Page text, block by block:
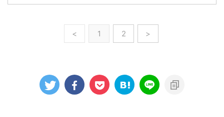
< 1 2 >